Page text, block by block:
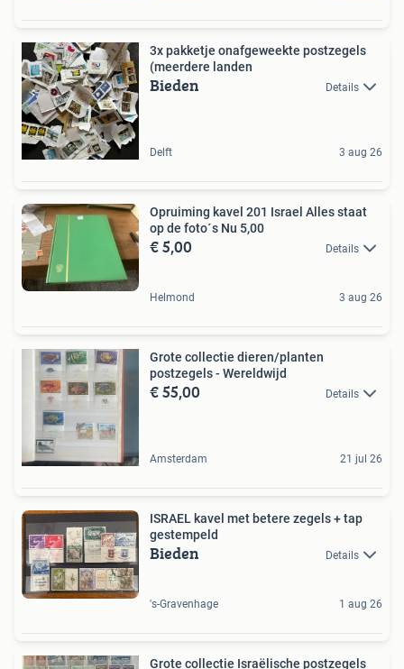
3x pakketje onafgeweekte postzegels
(meerdere landen
Bieden Details
Delft 3 aug 26
Opruiming kavel 201 Israel Alles staat
op de foto´s Nu 5,00
€ 5,00 Details
Helmond 3 aug 26
Grote collectie dieren/planten
postzegels - Wereldwijd
€ 55,00 Details
Amsterdam 21 jul 26
ISRAEL kavel met betere zegels + tap
gestempeld
Bieden Details
's-Gravenhage 1 aug 26
Grote collectie Israëlische postzegels